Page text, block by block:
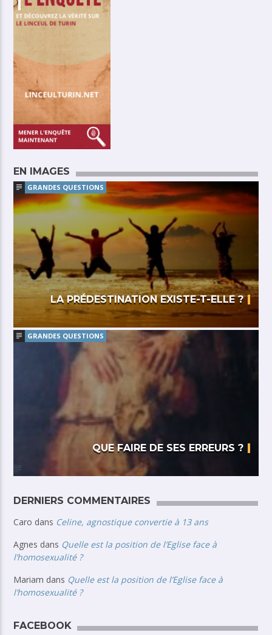
EN IMAGES
GRANDES QUESTIONS
LA PRÉDESTINATION EXISTE-T-ELLE ?
GRANDES QUESTIONS
QUE FAIRE DE SES ERREURS ?
DERNIERS COMMENTAIRES
Caro dans Celine, agnostique convertie à 13 ans
Agnes dans Quelle est la position de l’Eglise face à
l’homosexualité ?
Mariam dans Quelle est la position de l’Eglise face à
l’homosexualité ?
FACEBOOK